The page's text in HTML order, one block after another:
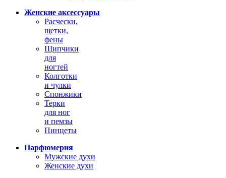
Женские аксессуары
Расчески,
щетки,
фены
Щипчики
для
ногтей
Колготки
и чулки
Спонжики
Терки
для ног
и пемзы
Пинцеты
Парфюмерия
Мужские духи
Женские духи